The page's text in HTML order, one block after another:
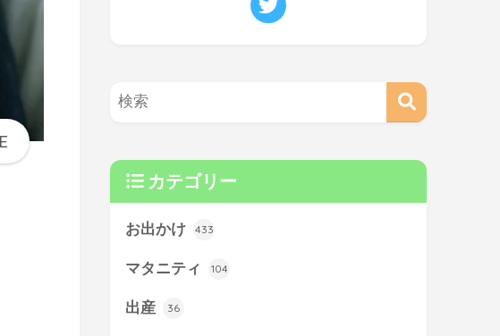
カテゴリー
お出かけ 433
マタニティ 104
出産 36